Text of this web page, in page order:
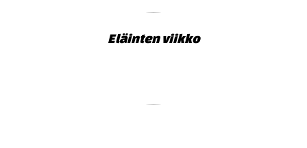
Eläinten viikko